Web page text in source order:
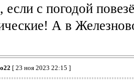
если с погодой
А в
[ 23 ноя 2023 22:15 ]